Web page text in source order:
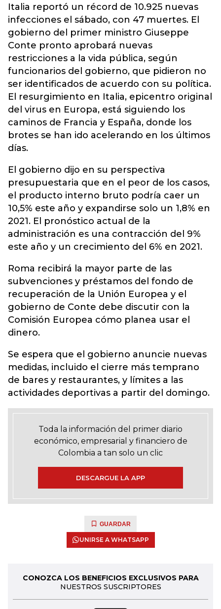
Italia reportó un récord de 10.925 nuevas
infecciones el sábado, con 47 muertes. El
gobierno del primer ministro Giuseppe
Conte pronto aprobará nuevas
restricciones a la vida pública, según
funcionarios del gobierno, que pidieron no
ser identificados de acuerdo con su política.
El resurgimiento en Italia, epicentro original
del virus en Europa, está siguiendo los
caminos de Francia y España, donde los
brotes se han ido acelerando en los últimos
días.
El gobierno dijo en su perspectiva
presupuestaria que en el peor de los casos,
el producto interno bruto podría caer un
10,5% este año y expandirse solo un 1,8% en
2021. El pronóstico actual de la
administración es una contracción del 9%
este año y un crecimiento del 6% en 2021.
Roma recibirá la mayor parte de las
subvenciones y préstamos del fondo de
recuperación de la Unión Europea y ​​el
gobierno de Conte debe discutir con la
Comisión Europea cómo planea usar el
dinero.
Se espera que el gobierno anuncie nuevas
medidas, incluido el cierre más temprano
de bares y restaurantes, y límites a las
actividades deportivas a partir del domingo.
Toda la información del primer diario
económico, empresarial y financiero de
Colombia a tan solo un clic
DESCARGUE LA APP
GUARDAR
UNIRSE A WHATSAPP
CONOZCA LOS BENEFICIOS EXCLUSIVOS PARA
NUESTROS SUSCRIPTORES